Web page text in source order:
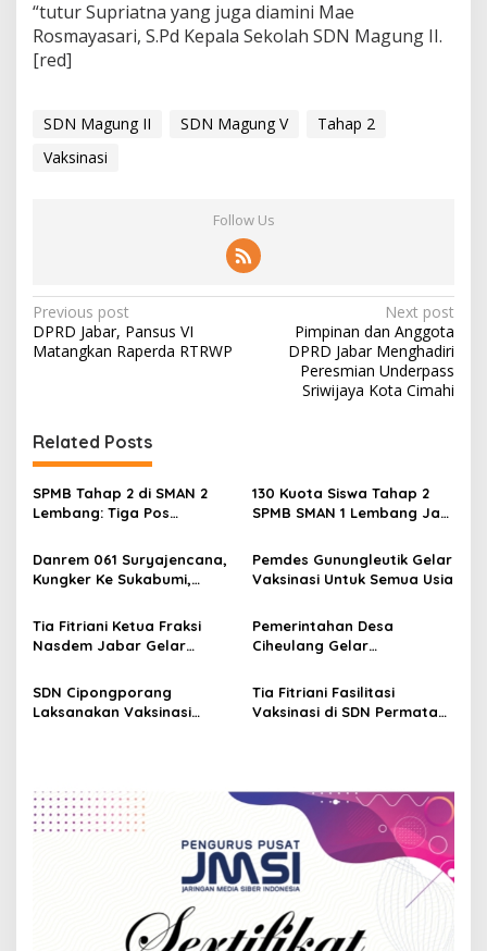
“tutur Supriatna yang juga diamini Mae
Rosmayasari, S.Pd Kepala Sekolah SDN Magung II.
[red]
SDN Magung II SDN Magung V
Tahap 2
Vaksinasi
Follow Us
P
o
n
a
v
i
g
a
t
i
o
n
Previous post
DPRD Jabar, Pansus VI
Matangkan Raperda RTRWP
Next post
Pimpinan dan Anggota
DPRD Jabar Menghadiri
Peresmian Underpass
Sriwijaya Kota Cimahi
Related Posts
SPMB Tahap 2 di SMAN 2
Lembang: Tiga Pos
Layani Jalur Prestasi
130 Kuota Siswa Tahap 2
SPMB SMAN 1 Lembang Jadi
Danrem 061 Suryajencana,
Kungker Ke Sukabumi,
Booster
Pemdes Gunungleutik Gelar
Vaksinasi Untuk Semua Usia
Tia Fitriani Ketua Fraksi
Nasdem Jabar Gelar
Pemerintahan Desa
Ciheulang Gelar
Vaksinasi
SDN Cipongporang
Laksanakan Vaksinasi
Tia Fitriani Fasilitasi
Vaksinasi di SDN Permata